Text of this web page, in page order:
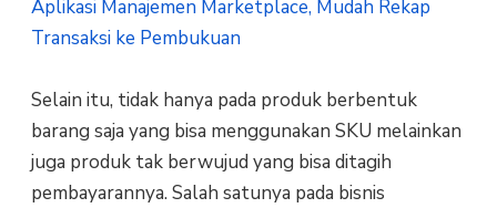
Aplikasi Manajemen Marketplace, Mudah Rekap
Transaksi ke Pembukuan
Selain itu, tidak hanya pada produk berbentuk
barang saja yang bisa menggunakan SKU melainkan
juga produk tak berwujud yang bisa ditagih
pembayarannya. Salah satunya pada bisnis